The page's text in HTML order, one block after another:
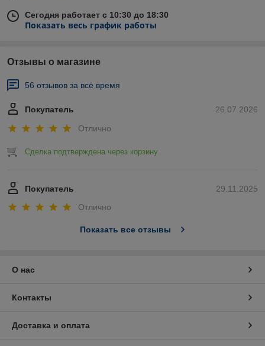
Сегодня работает с 10:30 до 18:30
Показать весь график работы
Отзывы о магазине
56 отзывов за всё время
26.07.2026
Покупатель
Отлично
Сделка подтверждена через корзину
29.11.2025
Покупатель
Отлично
Показать все отзывы
О нас
Контакты
Доставка и оплата